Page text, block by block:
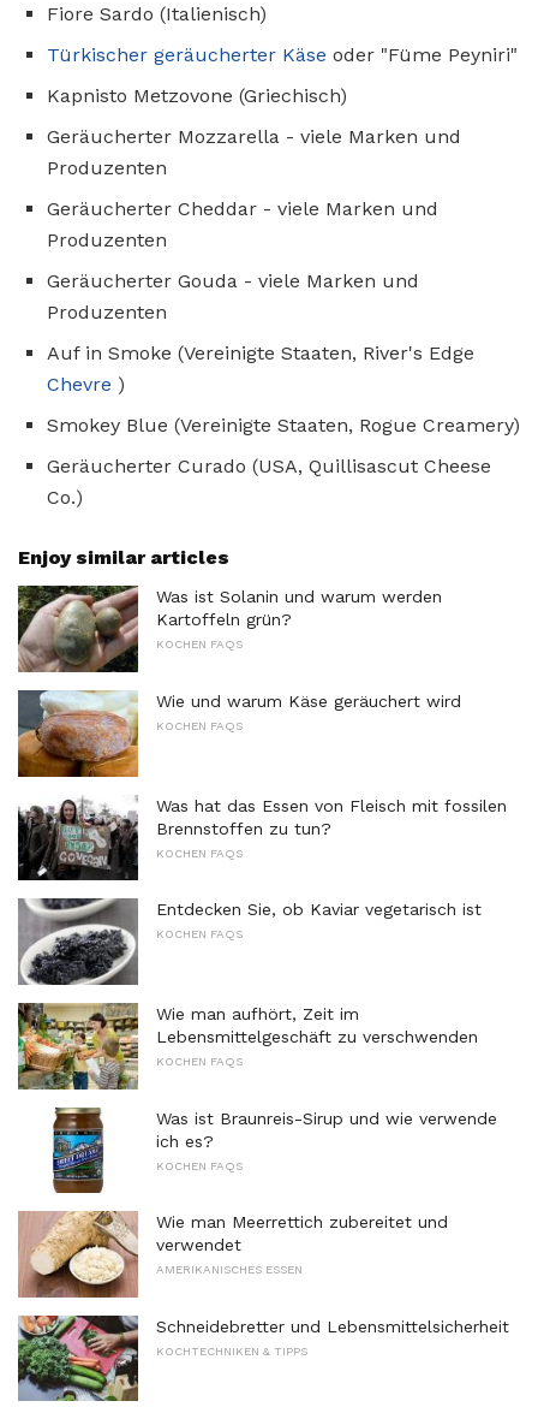
Fiore Sardo (Italienisch)
Türkischer geräucherter Käse oder "Füme Peyniri"
Kapnisto Metzovone (Griechisch)
Geräucherter Mozzarella - viele Marken und
Produzenten
Geräucherter Cheddar - viele Marken und
Produzenten
Geräucherter Gouda - viele Marken und
Produzenten
Auf in Smoke (Vereinigte Staaten, River's Edge
Chevre )
Smokey Blue (Vereinigte Staaten, Rogue Creamery)
Geräucherter Curado (USA, Quillisascut Cheese
Co.)
Enjoy similar articles
Was ist Solanin und warum werden
Kartoffeln grün?
KOCHEN FAQS
Wie und warum Käse geräuchert wird
KOCHEN FAQS
Was hat das Essen von Fleisch mit fossilen
Brennstoffen zu tun?
KOCHEN FAQS
Entdecken Sie, ob Kaviar vegetarisch ist
KOCHEN FAQS
Wie man aufhört, Zeit im
Lebensmittelgeschäft zu verschwenden
KOCHEN FAQS
Was ist Braunreis-Sirup und wie verwende
ich es?
KOCHEN FAQS
Wie man Meerrettich zubereitet und
verwendet
AMERIKANISCHES ESSEN
Schneidebretter und Lebensmittelsicherheit
KOCHTECHNIKEN & TIPPS